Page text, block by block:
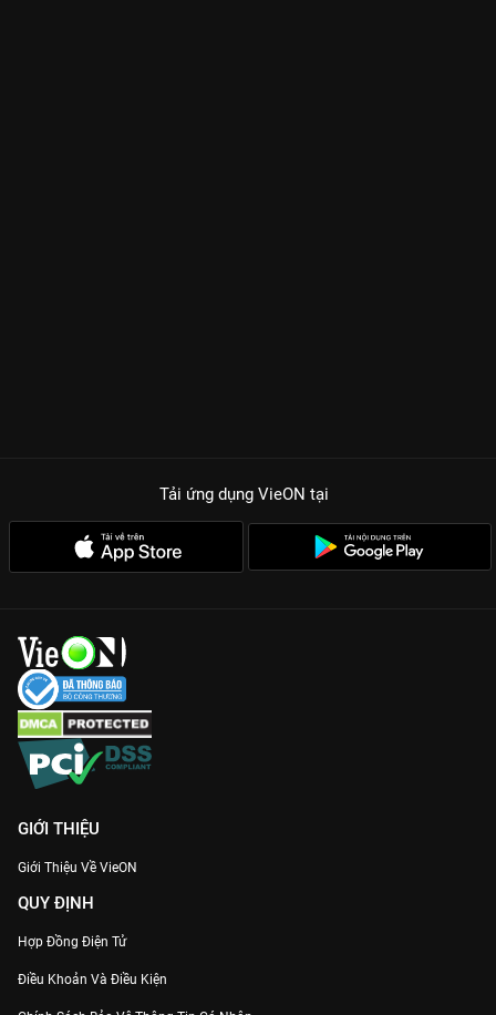
Tải ứng dụng VieON tại
GIỚI THIỆU
Giới Thiệu Về VieON
QUY ĐỊNH
Hợp Đồng Điện Tử
Điều Khoản Và Điều Kiện